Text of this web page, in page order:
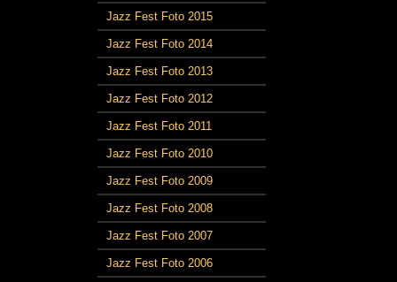
Jazz Fest Foto 2015
Jazz Fest Foto 2014
Jazz Fest Foto 2013
Jazz Fest Foto 2012
Jazz Fest Foto 2011
Jazz Fest Foto 2010
Jazz Fest Foto 2009
Jazz Fest Foto 2008
Jazz Fest Foto 2007
Jazz Fest Foto 2006